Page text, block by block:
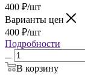
400 ₽/шт
Варианты цен
400 ₽/шт
Подробности
В корзину